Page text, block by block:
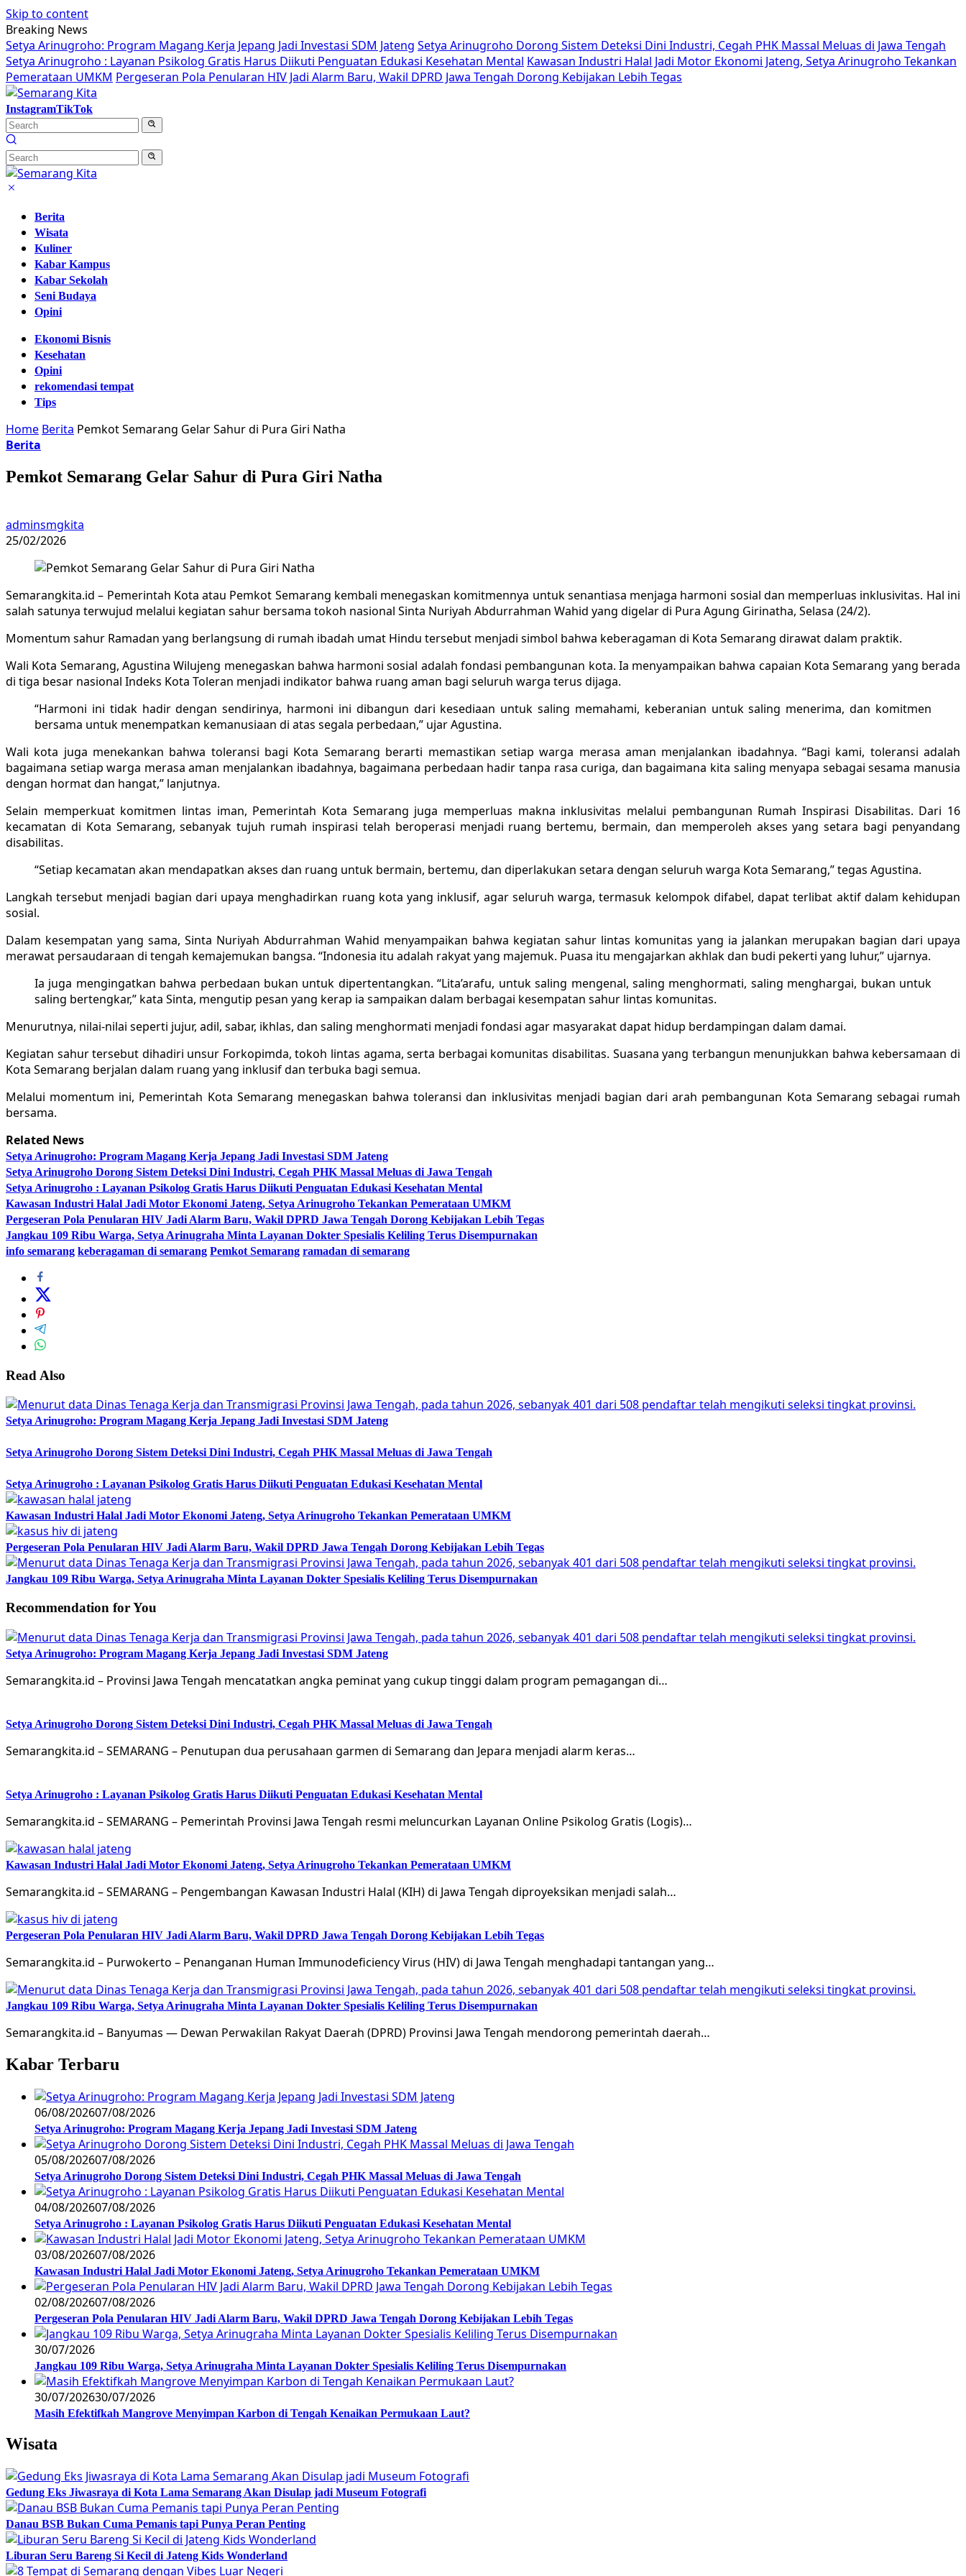
Skip to content
Breaking News
Setya Arinugroho: Program Magang Kerja Jepang Jadi Investasi SDM Jateng Setya Arinugroho Dorong Sistem Deteksi Dini Industri, Cegah PHK Massal Meluas di Jawa Tengah
Setya Arinugroho : Layanan Psikolog Gratis Harus Diikuti Penguatan Edukasi Kesehatan Mental Kawasan Industri Halal Jadi Motor Ekonomi Jateng, Setya Arinugroho Tekankan
Pemerataan UMKM Pergeseran Pola Penularan HIV Jadi Alarm Baru, Wakil DPRD Jawa Tengah Dorong Kebijakan Lebih Tegas
InstagramTikTok
Berita
Wisata
Kuliner
Kabar Kampus
Kabar Sekolah
Seni Budaya
Opini
Ekonomi Bisnis
Kesehatan
Opini
rekomendasi tempat
Tips
Home Berita Pemkot Semarang Gelar Sahur di Pura Giri Natha
Berita
Pemkot Semarang Gelar Sahur di Pura Giri Natha
adminsmgkita
25/02/2026
Semarangkita.id – Pemerintah Kota atau Pemkot Semarang kembali menegaskan komitmennya untuk senantiasa menjaga harmoni sosial dan memperluas inklusivitas. Hal ini
salah satunya terwujud melalui kegiatan sahur bersama tokoh nasional Sinta Nuriyah Abdurrahman Wahid yang digelar di Pura Agung Girinatha, Selasa (24/2).
Momentum sahur Ramadan yang berlangsung di rumah ibadah umat Hindu tersebut menjadi simbol bahwa keberagaman di Kota Semarang dirawat dalam praktik.
Wali Kota Semarang, Agustina Wilujeng menegaskan bahwa harmoni sosial adalah fondasi pembangunan kota. Ia menyampaikan bahwa capaian Kota Semarang yang berada
di tiga besar nasional Indeks Kota Toleran menjadi indikator bahwa ruang aman bagi seluruh warga terus dijaga.
“Harmoni ini tidak hadir dengan sendirinya, harmoni ini dibangun dari kesediaan untuk saling memahami, keberanian untuk saling menerima, dan komitmen
bersama untuk menempatkan kemanusiaan di atas segala perbedaan,” ujar Agustina.
Wali kota juga menekankan bahwa toleransi bagi Kota Semarang berarti memastikan setiap warga merasa aman menjalankan ibadahnya. “Bagi kami, toleransi adalah
bagaimana setiap warga merasa aman menjalankan ibadahnya, bagaimana perbedaan hadir tanpa rasa curiga, dan bagaimana kita saling menyapa sebagai sesama manusia
dengan hormat dan hangat,” lanjutnya.
Selain memperkuat komitmen lintas iman, Pemerintah Kota Semarang juga memperluas makna inklusivitas melalui pembangunan Rumah Inspirasi Disabilitas. Dari 16
kecamatan di Kota Semarang, sebanyak tujuh rumah inspirasi telah beroperasi menjadi ruang bertemu, bermain, dan memperoleh akses yang setara bagi penyandang
disabilitas.
“Setiap kecamatan akan mendapatkan akses dan ruang untuk bermain, bertemu, dan diperlakukan setara dengan seluruh warga Kota Semarang,” tegas Agustina.
Langkah tersebut menjadi bagian dari upaya menghadirkan ruang kota yang inklusif, agar seluruh warga, termasuk kelompok difabel, dapat terlibat aktif dalam kehidupan
sosial.
Dalam kesempatan yang sama, Sinta Nuriyah Abdurrahman Wahid menyampaikan bahwa kegiatan sahur lintas komunitas yang ia jalankan merupakan bagian dari upaya
merawat persaudaraan di tengah kemajemukan bangsa. “Indonesia itu adalah rakyat yang majemuk. Puasa itu mengajarkan akhlak dan budi pekerti yang luhur,” ujarnya.
Ia juga mengingatkan bahwa perbedaan bukan untuk dipertentangkan. “Lita’arafu, untuk saling mengenal, saling menghormati, saling menghargai, bukan untuk
saling bertengkar,” kata Sinta, mengutip pesan yang kerap ia sampaikan dalam berbagai kesempatan sahur lintas komunitas.
Menurutnya, nilai-nilai seperti jujur, adil, sabar, ikhlas, dan saling menghormati menjadi fondasi agar masyarakat dapat hidup berdampingan dalam damai.
Kegiatan sahur tersebut dihadiri unsur Forkopimda, tokoh lintas agama, serta berbagai komunitas disabilitas. Suasana yang terbangun menunjukkan bahwa kebersamaan di
Kota Semarang berjalan dalam ruang yang inklusif dan terbuka bagi semua.
Melalui momentum ini, Pemerintah Kota Semarang menegaskan bahwa toleransi dan inklusivitas menjadi bagian dari arah pembangunan Kota Semarang sebagai rumah
bersama.
Related News
Setya Arinugroho: Program Magang Kerja Jepang Jadi Investasi SDM Jateng
Setya Arinugroho Dorong Sistem Deteksi Dini Industri, Cegah PHK Massal Meluas di Jawa Tengah
Setya Arinugroho : Layanan Psikolog Gratis Harus Diikuti Penguatan Edukasi Kesehatan Mental
Kawasan Industri Halal Jadi Motor Ekonomi Jateng, Setya Arinugroho Tekankan Pemerataan UMKM
Pergeseran Pola Penularan HIV Jadi Alarm Baru, Wakil DPRD Jawa Tengah Dorong Kebijakan Lebih Tegas
Jangkau 109 Ribu Warga, Setya Arinugraha Minta Layanan Dokter Spesialis Keliling Terus Disempurnakan
info semarang keberagaman di semarang Pemkot Semarang ramadan di semarang
Read Also
Setya Arinugroho: Program Magang Kerja Jepang Jadi Investasi SDM Jateng
Setya Arinugroho Dorong Sistem Deteksi Dini Industri, Cegah PHK Massal Meluas di Jawa Tengah
Setya Arinugroho : Layanan Psikolog Gratis Harus Diikuti Penguatan Edukasi Kesehatan Mental
Kawasan Industri Halal Jadi Motor Ekonomi Jateng, Setya Arinugroho Tekankan Pemerataan UMKM
Pergeseran Pola Penularan HIV Jadi Alarm Baru, Wakil DPRD Jawa Tengah Dorong Kebijakan Lebih Tegas
Jangkau 109 Ribu Warga, Setya Arinugraha Minta Layanan Dokter Spesialis Keliling Terus Disempurnakan
Recommendation for You
Setya Arinugroho: Program Magang Kerja Jepang Jadi Investasi SDM Jateng
Semarangkita.id – Provinsi Jawa Tengah mencatatkan angka peminat yang cukup tinggi dalam program pemagangan di…
Setya Arinugroho Dorong Sistem Deteksi Dini Industri, Cegah PHK Massal Meluas di Jawa Tengah
Semarangkita.id – SEMARANG – Penutupan dua perusahaan garmen di Semarang dan Jepara menjadi alarm keras…
Setya Arinugroho : Layanan Psikolog Gratis Harus Diikuti Penguatan Edukasi Kesehatan Mental
Semarangkita.id – SEMARANG – Pemerintah Provinsi Jawa Tengah resmi meluncurkan Layanan Online Psikolog Gratis (Logis)…
Kawasan Industri Halal Jadi Motor Ekonomi Jateng, Setya Arinugroho Tekankan Pemerataan UMKM
Semarangkita.id – SEMARANG – Pengembangan Kawasan Industri Halal (KIH) di Jawa Tengah diproyeksikan menjadi salah…
Pergeseran Pola Penularan HIV Jadi Alarm Baru, Wakil DPRD Jawa Tengah Dorong Kebijakan Lebih Tegas
Semarangkita.id – Purwokerto – Penanganan Human Immunodeficiency Virus (HIV) di Jawa Tengah menghadapi tantangan yang…
Jangkau 109 Ribu Warga, Setya Arinugraha Minta Layanan Dokter Spesialis Keliling Terus Disempurnakan
Semarangkita.id – Banyumas — Dewan Perwakilan Rakyat Daerah (DPRD) Provinsi Jawa Tengah mendorong pemerintah daerah…
Kabar Terbaru
06/08/202607/08/2026
Setya Arinugroho: Program Magang Kerja Jepang Jadi Investasi SDM Jateng
05/08/202607/08/2026
Setya Arinugroho Dorong Sistem Deteksi Dini Industri, Cegah PHK Massal Meluas di Jawa Tengah
04/08/202607/08/2026
Setya Arinugroho : Layanan Psikolog Gratis Harus Diikuti Penguatan Edukasi Kesehatan Mental
03/08/202607/08/2026
Kawasan Industri Halal Jadi Motor Ekonomi Jateng, Setya Arinugroho Tekankan Pemerataan UMKM
02/08/202607/08/2026
Pergeseran Pola Penularan HIV Jadi Alarm Baru, Wakil DPRD Jawa Tengah Dorong Kebijakan Lebih Tegas
30/07/2026
Jangkau 109 Ribu Warga, Setya Arinugraha Minta Layanan Dokter Spesialis Keliling Terus Disempurnakan
30/07/202630/07/2026
Masih Efektifkah Mangrove Menyimpan Karbon di Tengah Kenaikan Permukaan Laut?
Wisata
Gedung Eks Jiwasraya di Kota Lama Semarang Akan Disulap jadi Museum Fotografi
Danau BSB Bukan Cuma Pemanis tapi Punya Peran Penting
Liburan Seru Bareng Si Kecil di Jateng Kids Wonderland